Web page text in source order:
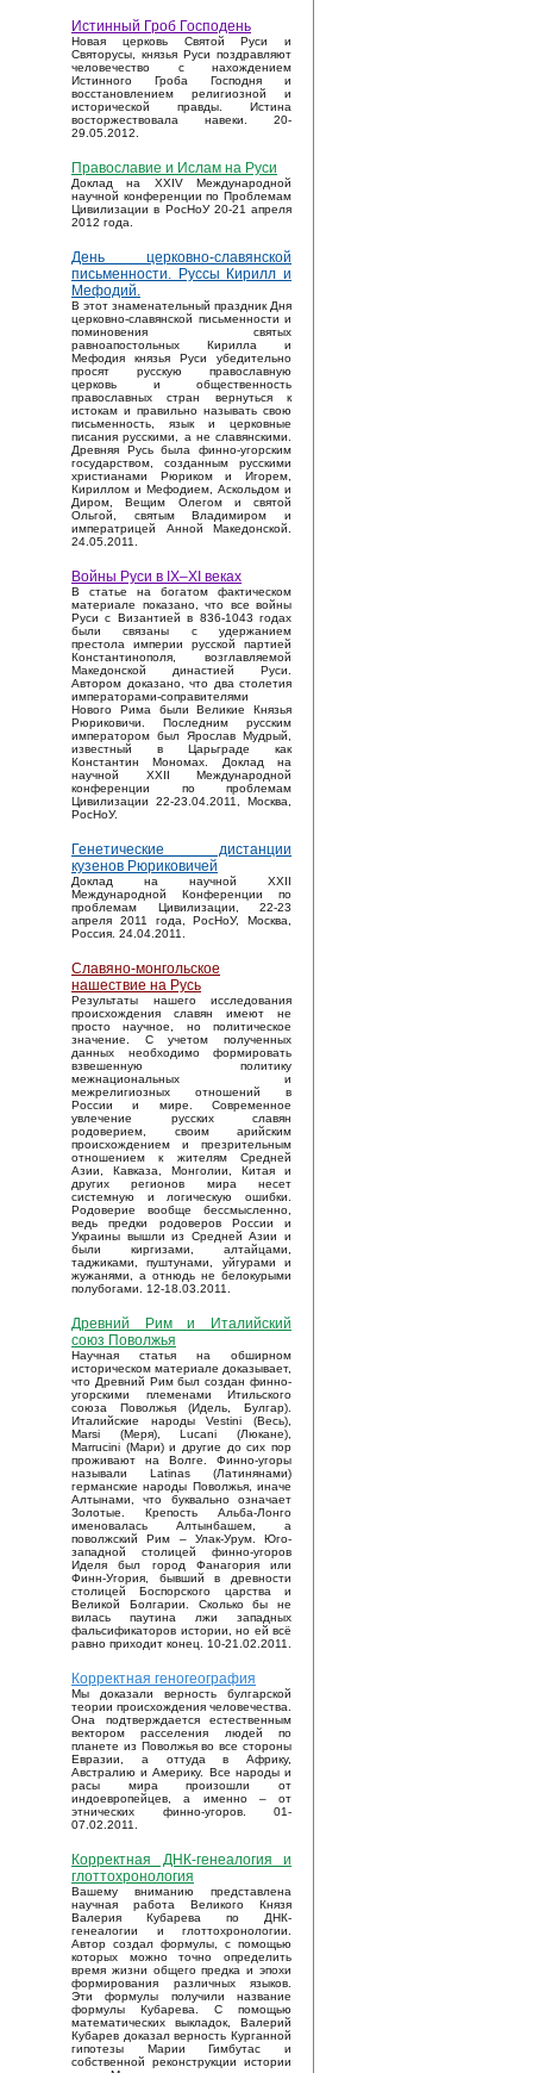
Истинный Гроб Господень
Новая церковь Святой Руси и
Святорусы, князья Руси поздравляют
человечество с нахождением
Истинного Гроба Господня и
восстановлением религиозной и
исторической правды. Истина
восторжествовала навеки. 20-
29.05.2012.
Православие и Ислам на Руси
Доклад на XXIV Международной
научной конференции по Проблемам
Цивилизации в РосНоУ 20-21 апреля
2012 года.
День церковно-славянской
письменности. Руссы Кирилл и
Мефодий.
В этот знаменательный праздник Дня
церковно-славянской письменности и
поминовения святых
равноапостольных Кирилла и
Мефодия князья Руси убедительно
просят русскую православную
церковь и общественность
православных стран вернуться к
истокам и правильно называть свою
письменность, язык и церковные
писания русскими, а не славянскими.
Древняя Русь была финно-угорским
государством, созданным русскими
христианами Рюриком и Игорем,
Кириллом и Мефодием, Аскольдом и
Диром, Вещим Олегом и святой
Ольгой, святым Владимиром и
императрицей Анной Македонской.
24.05.2011.
Войны Руси в IX–XI веках
В статье на богатом фактическом
материале показано, что все войны
Руси с Византией в 836-1043 годах
были связаны с удержанием
престола империи русской партией
Константинополя, возглавляемой
Македонской династией Руси.
Автором доказано, что два столетия
императорами-соправителями
Нового Рима были Великие Князья
Рюриковичи. Последним русским
императором был Ярослав Мудрый,
известный в Царьграде как
Константин Мономах. Доклад на
научной XXII Международной
конференции по проблемам
Цивилизации 22-23.04.2011, Москва,
РосНоУ.
Генетические дистанции
кузенов Рюриковичей
Доклад на научной XXII
Международной Конференции по
проблемам Цивилизации, 22-23
апреля 2011 года, РосНоУ, Москва,
Россия. 24.04.2011.
Славяно-монгольское
нашествие на Русь
Результаты нашего исследования
происхождения славян имеют не
просто научное, но политическое
значение. С учетом полученных
данных необходимо формировать
взвешенную политику
межнациональных и
межрелигиозных отношений в
России и мире. Современное
увлечение русских славян
родоверием, своим арийским
происхождением и презрительным
отношением к жителям Средней
Азии, Кавказа, Монголии, Китая и
других регионов мира несет
системную и логическую ошибки.
Родоверие вообще бессмысленно,
ведь предки родоверов России и
Украины вышли из Средней Азии и
были киргизами, алтайцами,
таджиками, пуштунами, уйгурами и
жужанями, а отнюдь не белокурыми
полубогами. 12-18.03.2011.
Древний Рим и Италийский
союз Поволжья
Научная статья на обширном
историческом материале доказывает,
что Древний Рим был создан финно-
угорскими племенами Итильского
союза Поволжья (Идель, Булгар).
Италийские народы Vestini (Весь),
Marsi (Меря), Lucani (Люкане),
Marrucini (Мари) и другие до сих пор
проживают на Волге. Финно-угоры
называли Latinas (Латинянами)
германские народы Поволжья, иначе
Алтынами, что буквально означает
Золотые. Крепость Альба-Лонго
именовалась Алтынбашем, а
поволжский Рим – Улак-Урум. Юго-
западной столицей финно-угоров
Иделя был город Фанагория или
Финн-Угория, бывший в древности
столицей Боспорского царства и
Великой Болгарии. Сколько бы не
вилась паутина лжи западных
фальсификаторов истории, но ей всё
равно приходит конец. 10-21.02.2011.
Корректная геногеография
Мы доказали верность булгарской
теории происхождения человечества.
Она подтверждается естественным
вектором расселения людей по
планете из Поволжья во все стороны
Евразии, а оттуда в Африку,
Австралию и Америку. Все народы и
расы мира произошли от
индоевропейцев, а именно – от
этнических финно-угоров. 01-
07.02.2011.
Корректная ДНК-генеалогия и
глоттохронология
Вашему вниманию представлена
научная работа Великого Князя
Валерия Кубарева по ДНК-
генеалогии и глоттохронологии.
Автор создал формулы, с помощью
которых можно точно определить
время жизни общего предка и эпохи
формирования различных языков.
Эти формулы получили название
формулы Кубарева. С помощью
математических выкладок, Валерий
Кубарев доказал верность Курганной
гипотезы Марии Гимбутас и
собственной реконструкции истории